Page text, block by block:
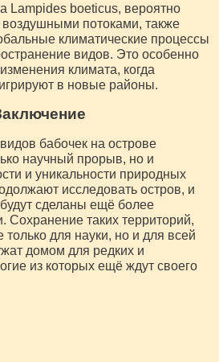
Lampides boeticus, вероятно
воздушными потоками, также
климатические процессы
видов. Это особенно
климата, когда
в новые районы.
бабочек на острове
научный прорыв, но и
и уникальности природных
исследовать остров, и
сделаны ещё более
Сохранение таких территорий,
для науки, но и для всей
домом для редких и
из которых ещё ждут своего